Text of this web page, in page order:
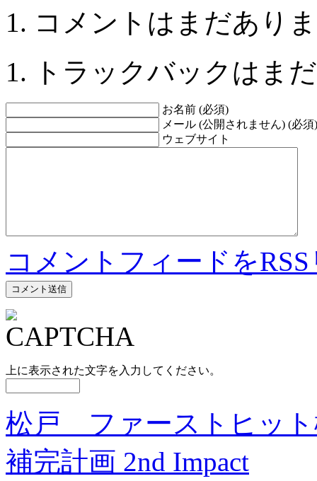
コメントはまだあり
トラックバックはま
お名前 (必須)
メール (公開されません) (必須)
ウェブサイト
コメントフィードを
上に表示された文字を入力してください。
松戸 ファーストヒッ
補完計画 2nd Impact